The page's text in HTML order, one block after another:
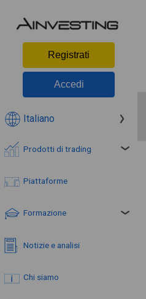
Registrati
Accedi
Italiano
Prodotti di trading
Piattaforme
Formazione
Notizie e analisi
Chi siamo